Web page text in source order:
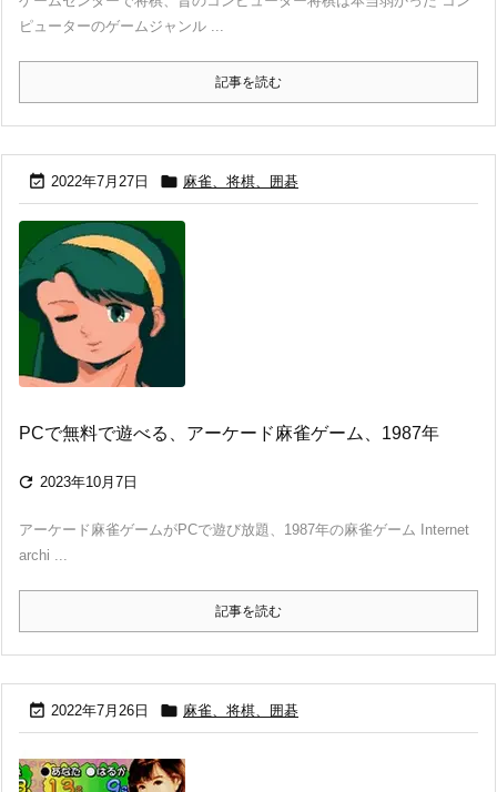
ピューターのゲームジャンル ...
記事を読む
 2022年7月27日  麻雀、将棋、囲碁
PCで無料で遊べる、アーケード麻雀ゲーム、1987年
 2023年10月7日
アーケード麻雀ゲームがPCで遊び放題、1987年の麻雀ゲーム Internet
archi ...
記事を読む
 2022年7月26日  麻雀、将棋、囲碁